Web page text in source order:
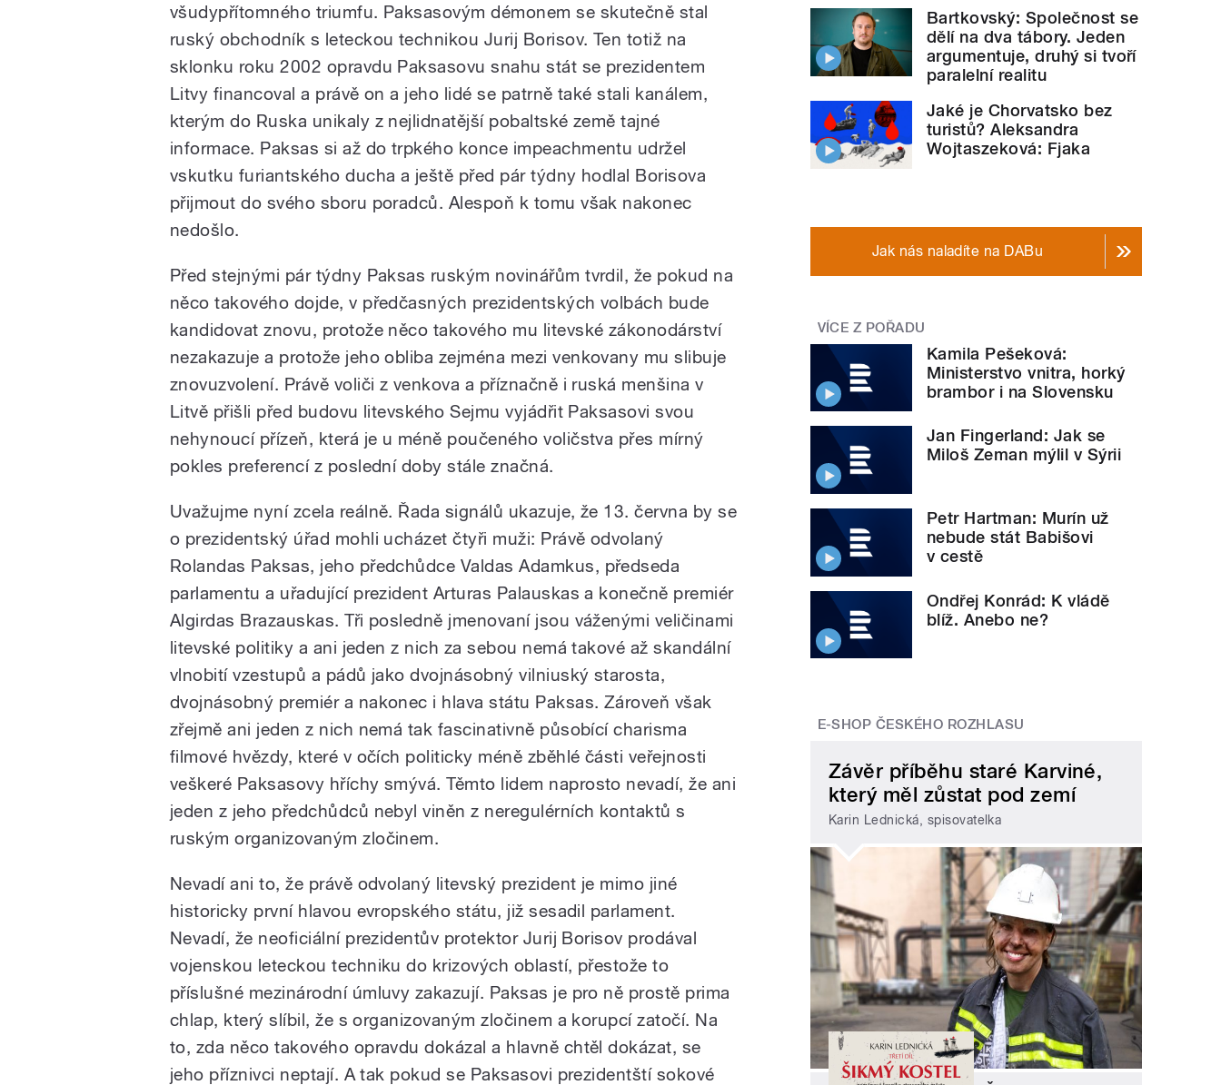
všudypřítomného triumfu. Paksasovým démonem se skutečně stal
ruský obchodník s leteckou technikou Jurij Borisov. Ten totiž na
sklonku roku 2002 opravdu Paksasovu snahu stát se prezidentem
Litvy financoval a právě on a jeho lidé se patrně také stali kanálem,
kterým do Ruska unikaly z nejlidnatější pobaltské země tajné
informace. Paksas si až do trpkého konce impeachmentu udržel
vskutku furiantského ducha a ještě před pár týdny hodlal Borisova
přijmout do svého sboru poradců. Alespoň k tomu však nakonec
nedošlo.
Před stejnými pár týdny Paksas ruským novinářům tvrdil, že pokud na
něco takového dojde, v předčasných prezidentských volbách bude
kandidovat znovu, protože něco takového mu litevské zákonodárství
nezakazuje a protože jeho obliba zejména mezi venkovany mu slibuje
znovuzvolení. Právě voliči z venkova a příznačně i ruská menšina v
Litvě přišli před budovu litevského Sejmu vyjádřit Paksasovi svou
nehynoucí přízeň, která je u méně poučeného voličstva přes mírný
pokles preferencí z poslední doby stále značná.
Uvažujme nyní zcela reálně. Řada signálů ukazuje, že 13. června by se
o prezidentský úřad mohli ucházet čtyři muži: Právě odvolaný
Rolandas Paksas, jeho předchůdce Valdas Adamkus, předseda
parlamentu a uřadující prezident Arturas Palauskas a konečně premiér
Algirdas Brazauskas. Tři posledně jmenovaní jsou váženými veličinami
litevské politiky a ani jeden z nich za sebou nemá takové až skandální
vlnobití vzestupů a pádů jako dvojnásobný vilniuský starosta,
dvojnásobný premiér a nakonec i hlava státu Paksas. Zároveň však
zřejmě ani jeden z nich nemá tak fascinativně působící charisma
filmové hvězdy, které v očích politicky méně zběhlé části veřejnosti
veškeré Paksasovy hříchy smývá. Těmto lidem naprosto nevadí, že ani
jeden z jeho předchůdců nebyl viněn z neregulérních kontaktů s
ruským organizovaným zločinem.
Nevadí ani to, že právě odvolaný litevský prezident je mimo jiné
historicky první hlavou evropského státu, již sesadil parlament.
Nevadí, že neoficiální prezidentův protektor Jurij Borisov prodával
vojenskou leteckou techniku do krizových oblastí, přestože to
příslušné mezinárodní úmluvy zakazují. Paksas je pro ně prostě prima
chlap, který slíbil, že s organizovaným zločinem a korupcí zatočí. Na
to, zda něco takového opravdu dokázal a hlavně chtěl dokázat, se
jeho příznivci neptají. A tak pokud se Paksasovi prezidentští sokové
Bartkovský: Společnost se
dělí na dva tábory. Jeden
argumentuje, druhý si tvoří
paralelní realitu
Jaké je Chorvatsko bez
turistů? Aleksandra
Wojtaszeková: Fjaka
Jak nás naladíte na DABu
VÍCE Z POŘADU
Kamila Pešeková:
Ministerstvo vnitra, horký
brambor i na Slovensku
Jan Fingerland: Jak se
Miloš Zeman mýlil v Sýrii
Petr Hartman: Murín už
nebude stát Babišovi
v cestě
Ondřej Konrád: K vládě
blíž. Anebo ne?
E-SHOP ČESKÉHO ROZHLASU
Závěr příběhu staré Karviné,
který měl zůstat pod zemí
Karin Lednická, spisovatelka